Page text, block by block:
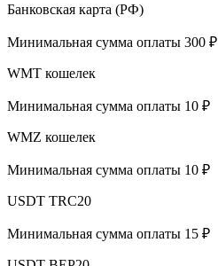
Банковская карта (РФ)
Минимальная сумма оплаты 300 ₽
WMT кошелек
Минимальная сумма оплаты 10 ₽
WMZ кошелек
Минимальная сумма оплаты 10 ₽
USDT TRC20
Минимальная сумма оплаты 15 ₽